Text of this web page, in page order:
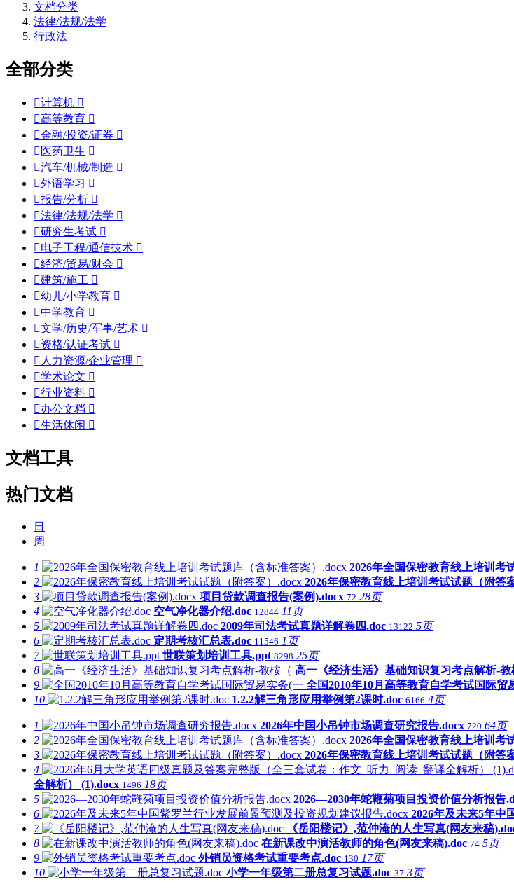
文档分类
法律/法规/法学
行政法
全部分类
计算机 
高等教育 
金融/投资/证券 
 医药卫生 
汽车/机械/制造 
外语学习 
报告/分析 
法律/法规/法学 
研究生考试 
电子工程/通信技术 
经济/贸易/财会 
建筑/施工 
幼儿/小学教育 
中学教育 
文学/历史/军事/艺术 
资格/认证考试 
 人力资源/企业管理 
学术论文 
行业资料 
办公文档 
生活休闲 
文档工具
热门文档
日
周
1 2026年全国保密教育线上培训考
2
2026年保密教育线上培训考试试题（附答
3
项目贷款调查报告(案例).docx 72 28页
4
空气净化器介绍.doc 12844 11页
5
2009年司法考试真题详解卷四.doc 13122 5页
6
定期考核汇总表.doc 11546 1页
7
世联策划培训工具.ppt 8298 25页
8
高一《经济生活》基础知识复习考点解析-教
9
全国2010年10月高等教育自学考试国际贸
10
1.2.2解三角形应用举例第2课时.doc 6166 4页
1 2026年中国小吊钟市场调查研究报告.docx 720 64页
2
2026年全国保密教育线上培训考
3
2026年保密教育线上培训考试试题（附答
4
全解析） (1).docx 1496 18页
5
2026—2030年蛇鞭菊项目投资价值分析报告
6
2026年及未来5年中
7
《岳阳楼记》,范仲淹的人生写真(网友来稿
8
在新课改中演活教师的角色(网友来稿).doc 74 5页
9
外销员资格考试重要考点.doc 130 17页
10
小学一年级第二册总复习试题.doc 37 3页